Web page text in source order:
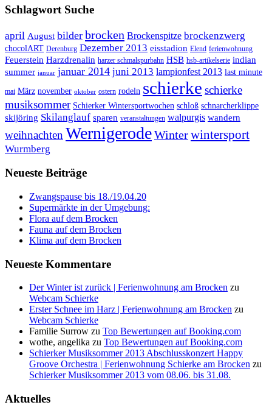
Schlagwort Suche
april August bilder brocken Brockenspitze brockenzwerg
chocolART Derenburg Dezember 2013 eisstadion Elend ferienwohnung
Feuerstein Harzdrenalin harzer schmalspurbahn HSB hsb-artikelserie indian
summer januar januar 2014 juni 2013 lampionfest 2013 last minute
mai März november oktober ostern rodeln schierke schierke
musiksommer Schierker Wintersportwochen schloß schnarcherklippe
skijöring Skilanglauf sparen veranstaltungen walpurgis wandern
weihnachten WernigerodeWinterwintersport
Wurmberg
Neueste Beiträge
Zwangspause bis 18./19.04.20
Supermärkte in der Umgebung:
Flora auf dem Brocken
Fauna auf dem Brocken
Klima auf dem Brocken
Neueste Kommentare
Der Winter ist zurück | Ferienwohnung am Brocken zu
Webcam Schierke
Erster Schnee im Harz | Ferienwohnung am Brocken zu
Webcam Schierke
Familie Surrow zu Top Bewertungen auf Booking.com
wothe, angelika zu Top Bewertungen auf Booking.com
Schierker Musiksommer 2013 Abschlusskonzert Happy
Groove Orchestra | Ferienwohnung Schierke am Brocken zu
Schierker Musiksommer 2013 vom 08.06. bis 31.08.
Aktuelles